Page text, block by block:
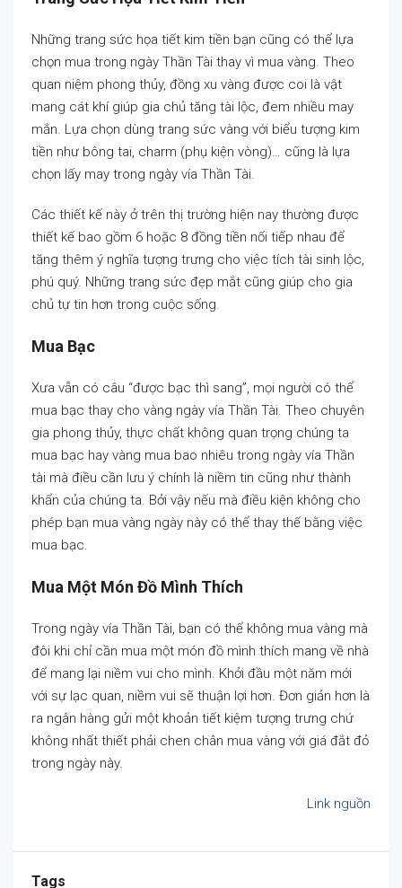
Những trang sức họa tiết kim tiền bạn cũng có thể lựa
chọn mua trong ngày Thần Tài thay vì mua vàng. Theo
quan niệm phong thủy, đồng xu vàng được coi là vật
mang cát khí giúp gia chủ tăng tài lộc, đem nhiều may
mắn. Lựa chọn dùng trang sức vàng với biểu tượng kim
tiền như bông tai, charm (phụ kiện vòng)… cũng là lựa
chọn lấy may trong ngày vía Thần Tài.
Các thiết kế này ở trên thị trường hiện nay thường được
thiết kế bao gồm 6 hoặc 8 đồng tiền nối tiếp nhau để
tăng thêm ý nghĩa tượng trưng cho việc tích tài sinh lộc,
phú quý. Những trang sức đẹp mắt cũng giúp cho gia
chủ tự tin hơn trong cuộc sống.
Mua Bạc
Xưa vẫn có câu “được bạc thì sang”, mọi người có thể
mua bạc thay cho vàng ngày vía Thần Tài. Theo chuyên
gia phong thủy, thực chất không quan trọng chúng ta
mua bạc hay vàng mua bao nhiêu trong ngày vía Thần
tài mà điều cần lưu ý chính là niềm tin cũng như thành
khẩn của chúng ta. Bởi vậy nếu mà điều kiện không cho
phép bạn mua vàng ngày này có thể thay thế bằng việc
mua bạc.
Mua Một Món Đồ Mình Thích
Trong ngày vía Thần Tài, bạn có thể không mua vàng mà
đôi khi chỉ cần mua một món đồ mình thích mang về nhà
để mang lại niềm vui cho mình. Khởi đầu một năm mới
với sự lạc quan, niềm vui sẽ thuận lợi hơn. Đơn giản hơn là
ra ngân hàng gửi một khoản tiết kiệm tượng trưng chứ
không nhất thiết phải chen chân mua vàng với giá đắt đỏ
trong ngày này.
Link nguồn
Tags